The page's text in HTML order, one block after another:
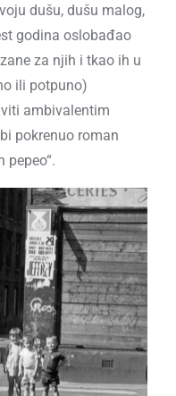
dušu, dušu malog,
godina oslobađao
za njih i tkao ih u
ili potpuno)
ambivalentim
pokrenuo roman
pepeo“.